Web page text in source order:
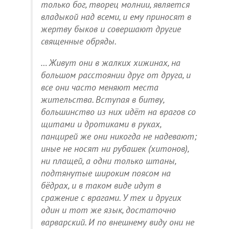
только бог, творец молнии, является
владыкой над всеми, и ему приносят в
жертву быков и совершают другие
священные обряды.
… Живут они в жалких хижинах, на
большом расстоянии друг от друга, и
все они часто меняют места
жительства. Вступая в битву,
большинство из них идёт на врагов со
щитами и дротиками в руках,
панцирей же они никогда не надевают;
иные не носят ни рубашек (хитонов),
ни плащей, а одни только штаны,
подтянутые широким поясом на
бёдрах, и в таком виде идут в
сражение с врагами. У тех и других
один и тот же язык, достаточно
варварский. И по внешнему виду они не